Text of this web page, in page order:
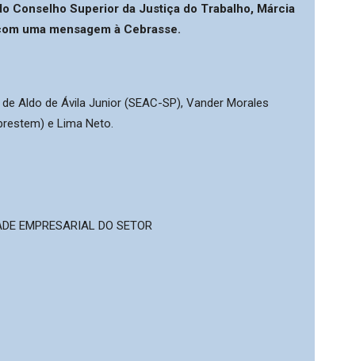
Conselho Superior da Justiça do Trabalho, Márcia
uma mensagem à Cebrasse.
Aldo de Ávila Junior (SEAC-SP), Vander Morales
e Lima Neto.
EMPRESARIAL DO SETOR